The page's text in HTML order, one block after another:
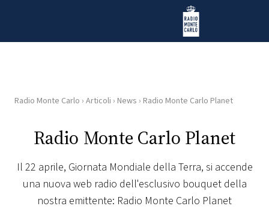
Radio Monte Carlo
HOME
RADIO
WEB
RADIO
Radio Monte Carlo › Articoli › News › Radio Monte Carlo Planet
Radio Monte Carlo Planet
Il 22 aprile, Giornata Mondiale della Terra, si accende
una nuova web radio dell'esclusivo bouquet della
nostra emittente: Radio Monte Carlo Planet